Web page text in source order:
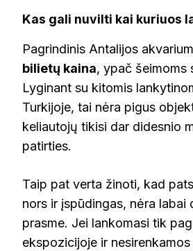
Kas gali nuvilti kai kuriuos
Pagrindinis Antalijos
bilietų kaina, ypač šeimoms
Lyginant su kitomis
Turkijoje, tai nėra pigus
keliautojų tikisi dar didesnio
patirties.
Taip pat verta žinoti, kad
nors ir įspūdingas, nėra labai
prasme. Jei lankomasi tik
ekspozicijoje ir